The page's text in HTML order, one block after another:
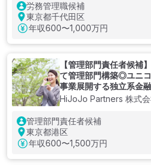
労務管理職候補
東京都千代田区
年収600〜1,000万円
【管理部門責任者候補
て管理部門構築◎ユニ
事業展開する独立系金
HiJoJo Partners 株式
管理部門責任者候補
東京都港区
年収600〜1,500万円